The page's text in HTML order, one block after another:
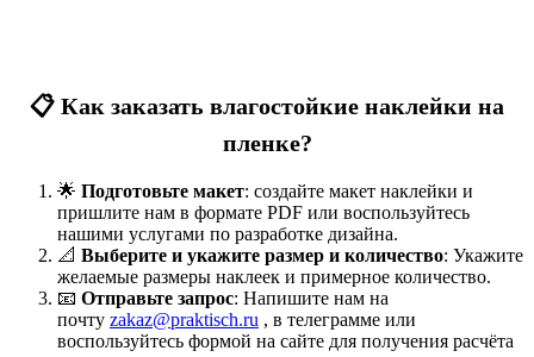
📋 Как заказать влагостойкие наклейки на
пленке?
🌟 Подготовьте макет: создайте макет наклейки и
пришлите нам в формате PDF или воспользуйтесь
нашими услугами по разработке дизайна.
📐 Выберите и укажите размер и количество: Укажите
желаемые размеры наклеек и примерное количество.
📧 Отправьте запрос: Напишите нам на
почту zakaz@praktisch.ru , в телеграмме или
воспользуйтесь формой на сайте для получения расчёта